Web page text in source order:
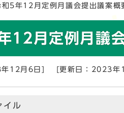
和5年12月定例月議会提出議案概
12月定例月議
12月6日] [更新日：2023年
イル